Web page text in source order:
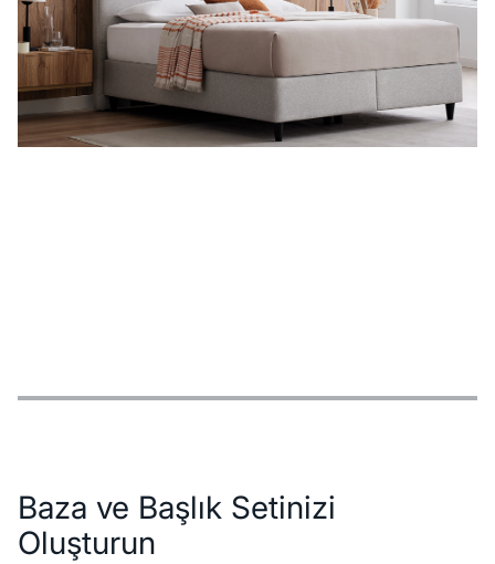
Özellikler
Ödeme Seçenekleri
Teslimat ve İade Koşulları
Baza ve Başlık Setinizi
Oluşturun